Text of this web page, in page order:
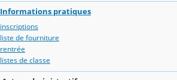
Informations pratiques
inscriptions
liste de fourniture
rentrée
listes de classe